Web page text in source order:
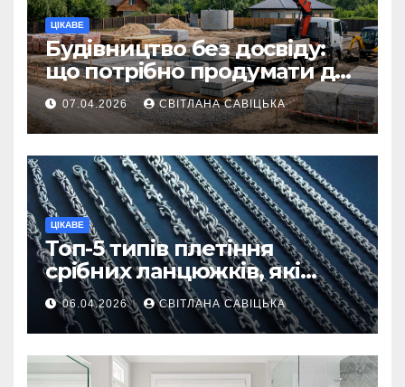
ЦІКАВЕ
Будівництво без досвіду:
що потрібно продумати до
першої доставки на
ділянку
07.04.2026 СВІТЛАНА САВІЦЬКА
ЦІКАВЕ
Топ-5 типів плетіння
срібних ланцюжків, які
вважаються
найнадійнішими
06.04.2026 СВІТЛАНА САВІЦЬКА